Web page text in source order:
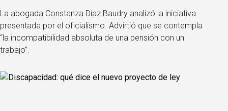
La abogada Constanza Díaz Baudry analizó la iniciativa
presentada por el oficialismo. Advirtió que se contempla
“la incompatibilidad absoluta de una pensión con un
trabajo”.